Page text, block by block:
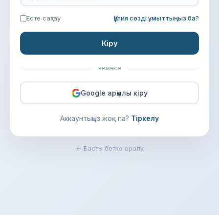
Есте сақтау Құпия сөзді ұмыттыңыз ба?
Кіру
немесе
Google арқылы кіру
Аккаунтыңыз жоқ па? Тіркелу
← Басты бетке оралу